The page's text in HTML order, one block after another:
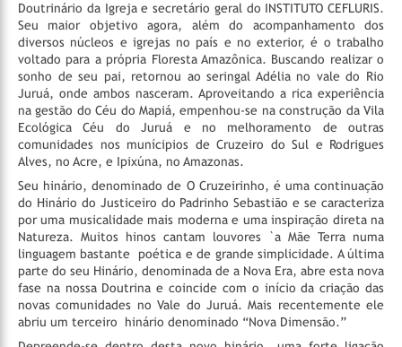
Doutrinário da Igreja e secretário geral do INSTITUTO CEFLURIS.
Seu maior objetivo agora, além do acompanhamento dos
diversos núcleos e igrejas no país e no exterior, é o trabalho
voltado para a própria Floresta Amazônica. Buscando realizar o
sonho de seu pai, retornou ao seringal Adélia no vale do Rio
Juruá, onde ambos nasceram. Aproveitando a rica experiência
na gestão do Céu do Mapiá, empenhou-se na construção da Vila
Ecológica Céu do Juruá e no melhoramento de outras
comunidades nos munícipios de Cruzeiro do Sul e Rodrigues
Alves, no Acre, e Ipixúna, no Amazonas.
Seu hinário, denominado de O Cruzeirinho, é uma continuação
do Hinário do Justiceiro do Padrinho Sebastião e se caracteriza
por uma musicalidade mais moderna e uma inspiração direta na
Natureza. Muitos hinos cantam louvores `a Mãe Terra numa
linguagem bastante
poética e de grande simplicidade. A última
parte do seu Hinário, denominada de a Nova Era, abre esta nova
fase na nossa Doutrina e coincide com o início da criação das
novas comunidades no Vale do Juruá. Mais recentemente ele
abriu um terceiro
hinário denominado “Nova Dimensão.”